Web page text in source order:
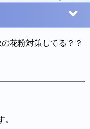
の花粉対策してる？？